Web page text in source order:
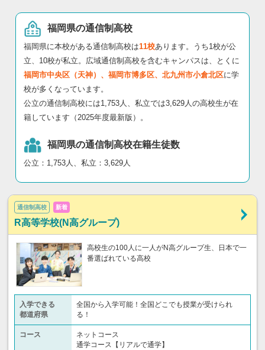
福岡県の通信制高校
福岡県に本校がある通信制高校は11校あります。うち1校が公
立、10校が私立。広域通信制高校を含むキャンパスは、とくに
福岡市中央区（天神）、福岡市博多区、北九州市小倉北区に学
校が多くなっています。
公立の通信制高校には1,753人、私立では3,629人の高校生が在
籍しています（2025年度最新版）。
福岡県の通信制高校在籍生徒数
公立：1,753人、私立：3,629人
通信制高校 新着
R高等学校(N高グループ)
高校生の100人に一人がN高グループ生、日本で一
番選ばれている高校
入学できる
都道府県
全国から入学可能！全国どこでも授業が受けられ
る！
コース
ネットコース
通学コース【リアルで通学】